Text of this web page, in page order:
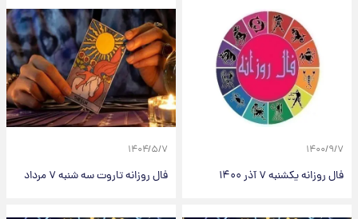
۱۴۰۰/۹/۷
فال روزانه یکشنبه ۷ آذر ۱۴۰۰
۱۴۰۴/۵/۷
فال روزانه تاروت سه شنبه ۷ مرداد